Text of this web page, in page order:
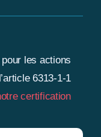
les actions
6313-1-1
certification